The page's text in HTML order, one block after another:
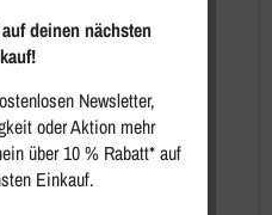
deinen nächsten
Newsletter,
oder Aktion mehr
über 10 % Rabatt* auf
Einkauf.